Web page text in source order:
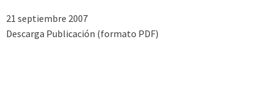
21 septiembre 2007
Descarga Publicación (formato PDF)